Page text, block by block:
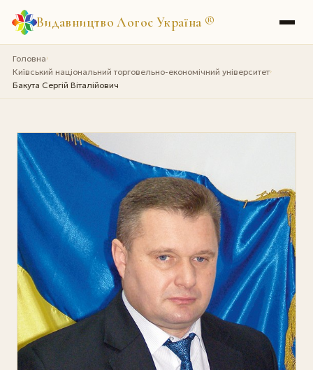
Видавництво Логос Україна ®
Головна›
Київський національний торговельно-економічний університет›
Бакута Сергій Віталійович